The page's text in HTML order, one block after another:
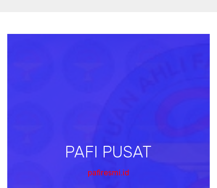
PAFI PUSAT
pafiresmi.id